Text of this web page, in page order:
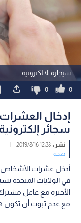
سيجارة الالكترونية
0
0
إدخال
سجائر
نشر :12:38 2019/8/16
|
صحة
أدخل عشرات الأشخاص
في الولايات المتحدة
الأخيرة مع عامل
مع عدم ثبوت أن تكون